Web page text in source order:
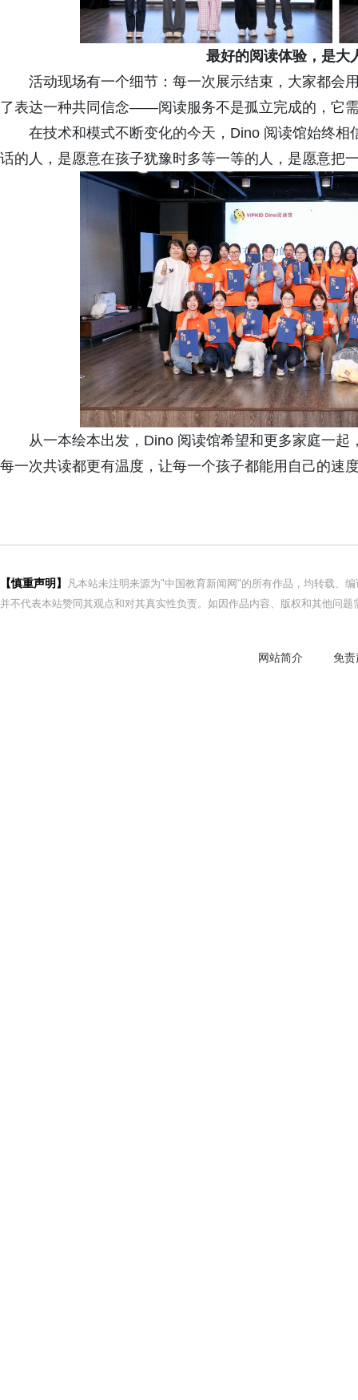
最好的阅读体验，是大
活动现场有一个细节：每一次展示结束，大家都会
了表达一种共同信念——阅读服务不是孤立完成的，它
在技术和模式不断变化的今天，Dino 阅读馆始终
话的人，是愿意在孩子犹豫时多等一等的人，是愿意把
从一本绘本出发，Dino 阅读馆希望和更多家庭一
每一次共读都更有温度，让每一个孩子都能用自己的速
【慎重声明】
凡本站未注明来源为"中国教育新闻网"的所有作品，均转载、
并不代表本站赞同其观点和对其真实性负责。如因作品内容、版权和其他问
网站简介 免责